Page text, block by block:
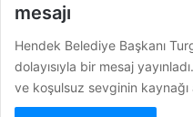
mesajı
Hendek Belediye Başkanı
dolayısıyla bir mesaj
ve koşulsuz sevginin